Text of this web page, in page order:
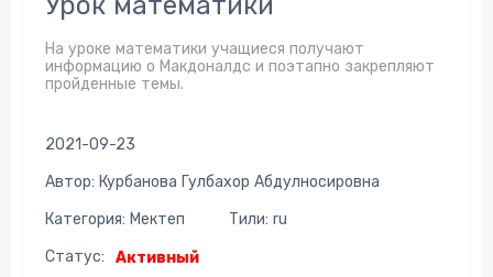
На уроке математики учащиеся получают
информацию о Макдоналдс и поэтапно закрепляют
пройденные темы.
2021-09-23
Автор: Курбанова Гулбахор Абдулносировна
Категория: Мектеп
Тили: ru
Статус:
Активный